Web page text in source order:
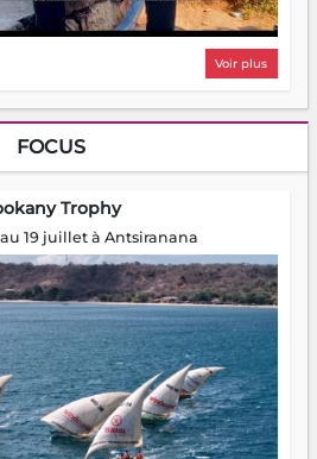
Voir plus
FOCUS
Trophy
19 juillet à Antsiranana